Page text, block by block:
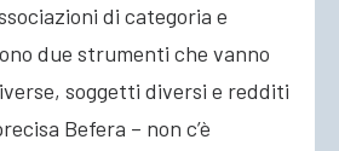
di categoria e
due strumenti che vanno
soggetti diversi e redditi
Befera – non c’è